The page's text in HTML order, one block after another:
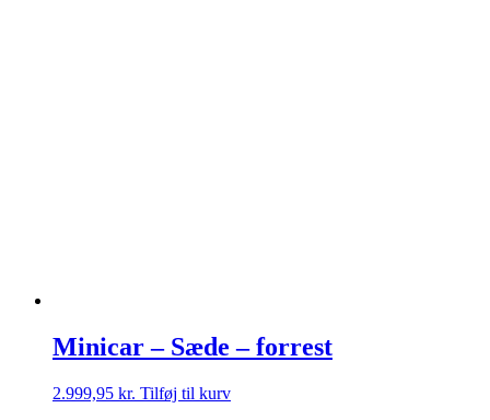
Minicar – Sæde – forrest
2.999,95 kr. Tilføj til kurv